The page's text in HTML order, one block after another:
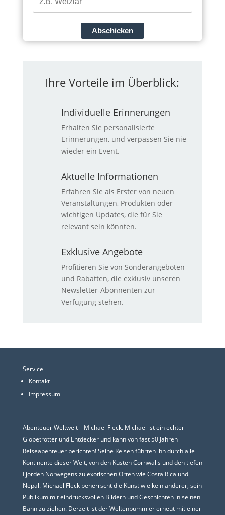
Abschicken
Ihre Vorteile im Überblick:
Individuelle Erinnerungen
Erhalten Sie personalisierte
Erinnerungen, und verpassen Sie nie
wieder ein Event.
Aktuelle Informationen
Erfahren Sie als Erster von neuen
Veranstaltungen, Produkten oder
wichtigen Updates, die für Sie
relevant sein könnten.
Exklusive Angebote
Profitieren Sie von Sonderangeboten
und Rabatten, die exklusiv unseren
Newsletter-Abonnenten zur
Verfügung stehen.
Service
Kontakt
Impressum
Abenteuer Weltweit – Michael Fleck. Michael ist ein echter
Globetrotter und Entdecker und kann von fast 50 Jahren
Reiseabenteuer berichten! Seine Reisen führten ihn durch alle
Kontinente dieser Welt, von den Küsten Cornwalls und den tiefen
Fjorden Norwegens zu exotischen Orten wie Costa Rica und
Nepal. Michael Fleck beherrscht die Kunst wie kein anderer, sein
Publikum mit eindrucksvollen Bildern und Geschichten in seinen
Bann zu ziehen. Derzeit ist der Weltenbummler erneut mit einer